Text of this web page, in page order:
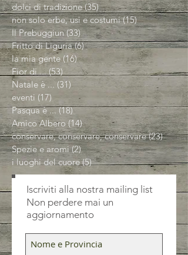
dolci di tradizione (35)35 post
non solo erbe, usi e costumi (15)15 post
Il Prebuggiun (33)33 post
Fritto di Liguria (6)6 post
la mia gente (16)16 post
Fior di ... (53)53 post
Natale è ... (31)31 post
eventi (17) 17 post
Pasqua è ... (18)18 post
Amico Albero (14)14 post
conservare, conservare, conservare (23)23 post
Spezie e aromi (2)2 post
i luoghi del cuore (5)5 post
Iscriviti alla nostra mailing list
Non perdere mai un
aggiornamento